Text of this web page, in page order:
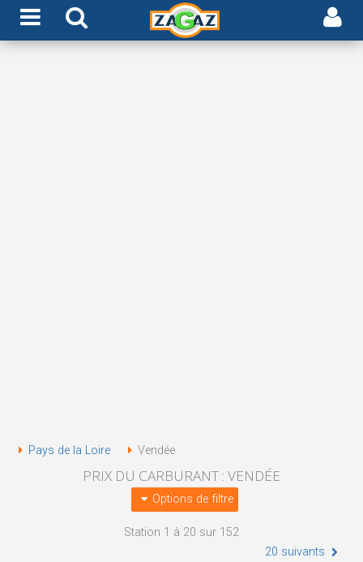
Pays de la Loire Vendée
PRIX DU CARBURANT : VENDÉE
Options de filtre
Station 1 à 20 sur 152
20 suivants